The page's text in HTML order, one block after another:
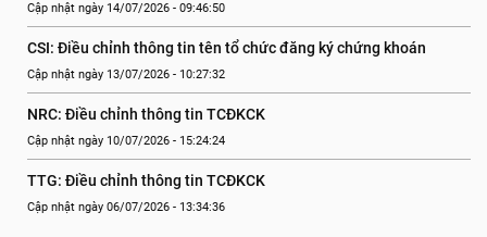
Cập nhật ngày 14/07/2026 - 09:46:50
CSI: Điều chỉnh thông tin tên tổ chức đăng ký chứng khoán
Cập nhật ngày 13/07/2026 - 10:27:32
NRC: Điều chỉnh thông tin TCĐKCK
Cập nhật ngày 10/07/2026 - 15:24:24
TTG: Điều chỉnh thông tin TCĐKCK
Cập nhật ngày 06/07/2026 - 13:34:36